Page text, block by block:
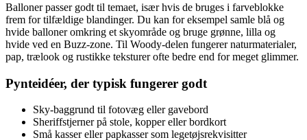
Balloner passer godt til temaet, især hvis de bruges i farveblokke
frem for tilfældige blandinger. Du kan for eksempel samle blå og
hvide balloner omkring et skyområde og bruge grønne, lilla og
hvide ved en Buzz-zone. Til Woody-delen fungerer naturmaterialer,
pap, trælook og rustikke teksturer ofte bedre end for meget glimmer.
Pynteidéer, der typisk fungerer godt
Sky-baggrund til fotovæg eller gavebord
Sheriffstjerner på stole, kopper eller bordkort
Små kasser eller papkasser som legetøjsrekvisitter